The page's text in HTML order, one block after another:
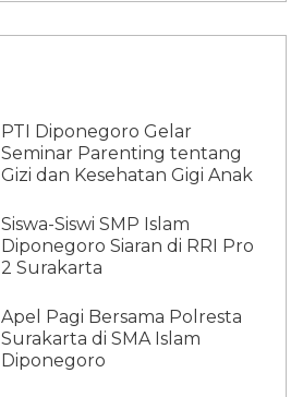
PTI Diponegoro Gelar
Seminar Parenting tentang
Gizi dan Kesehatan Gigi Anak
Siswa-Siswi SMP Islam
Diponegoro Siaran di RRI Pro
2 Surakarta
Apel Pagi Bersama Polresta
Surakarta di SMA Islam
Diponegoro